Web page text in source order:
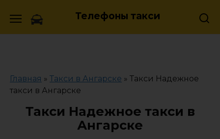
Телефоны такси
Главная » Такси в Ангарске » Такси Надежное
такси в Ангарске
Такси Надежное такси в
Ангарске